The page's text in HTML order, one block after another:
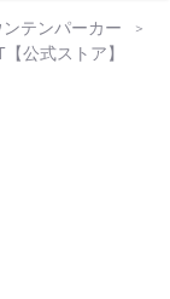
ンテンパーカー
公式ストア】